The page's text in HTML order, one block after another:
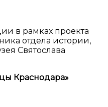
в рамках проекта
отдела истории,
Святослава
Краснодара»